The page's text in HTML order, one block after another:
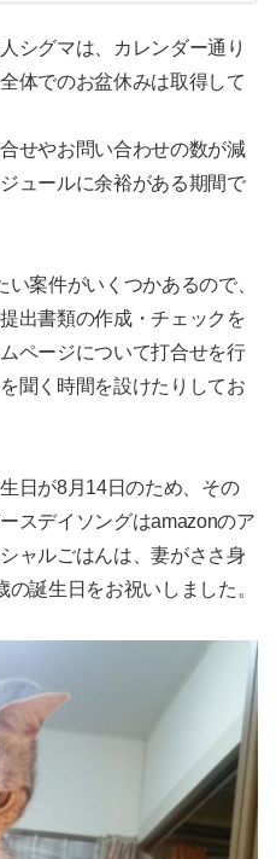
シグマは、カレンダー通り
体でのお盆休みは取得して
せやお問い合わせの数が減
ュールに余裕がある期間で
案件がいくつかあるので、
出書類の作成・チェックを
ページについて打合せを行
聞く時間を設けたりしてお
日が8月14日のため、その
スデイソングはamazonのア
ャルごはんは、妻がささ身
誕生日をお祝いしました。